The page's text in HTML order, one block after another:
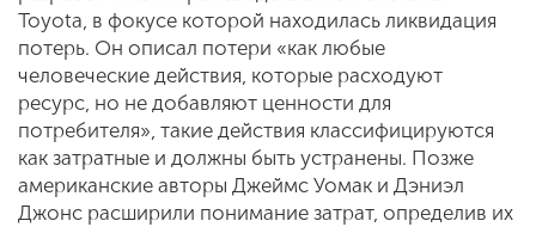
Toyota, в фокусе которой находилась ликвидация
потерь. Он описал потери «как любые
человеческие действия, которые расходуют
ресурс, но не добавляют ценности для
потребителя», такие действия классифицируются
как затратные и должны быть устранены. Позже
американские авторы Джеймс Уомак и Дэниэл
Джонс расширили понимание затрат, определив их